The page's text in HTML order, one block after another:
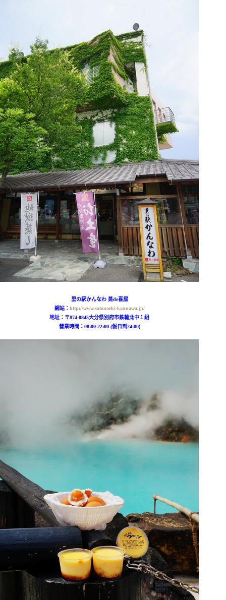
里の駅かんなわ 蒸de喜屋
網站： http://www.satonoeki-kannawa.jp/
地址： 〒874-0845大分県別府市鉄輪北中１組
營業時間：08:00-22:00 (假日到24:00)